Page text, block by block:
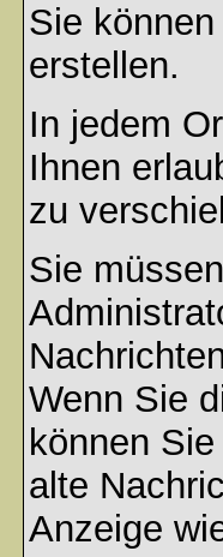
Sie
erstellen.
In jedem
Ihnen
zu
Sie
Wenn Sie
können
alte
Anzeige